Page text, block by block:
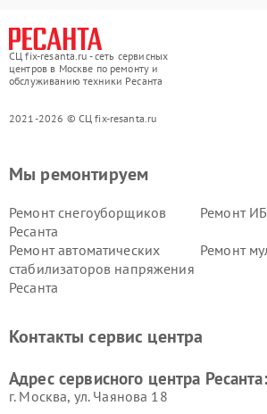
СЦ fix-resanta.ru - сеть сервисных
центров в Москве по ремонту и
обслуживанию техники Ресанта
2021-2026 © СЦ fix-resanta.ru
Мы ремонтируем
Ремонт снегоуборщиков
Ресанта
Ремонт
Ремонт автоматических
стабилизаторов напряжения
Ресанта
Ремонт
Контакты сервис центра
Адрес сервисного центра Ресанта:
г. Москва, ул. Чаянова 18